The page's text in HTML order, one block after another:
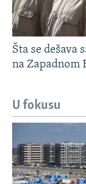
Šta se dešava
na Zapadnom
U fokusu